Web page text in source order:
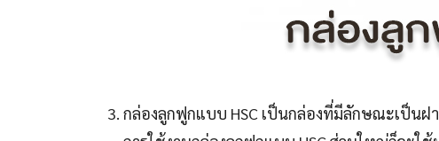
กล่องลูกฟูกแบบ HSC เป็นกล่องที่มีลักษณะเป็นฝ